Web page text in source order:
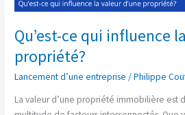
Qu’est-ce qui influence
propriété?
Lancement d’une entreprise /Philippe
La valeur d’une propriété immobilière est